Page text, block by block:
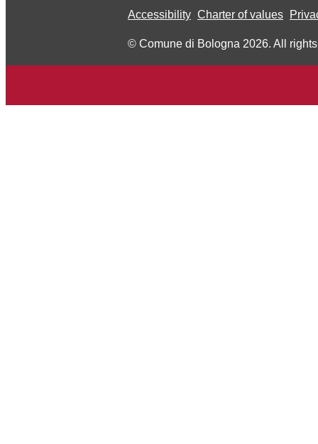
Accessibility Charter of values
© Comune di Bologna 2026. All